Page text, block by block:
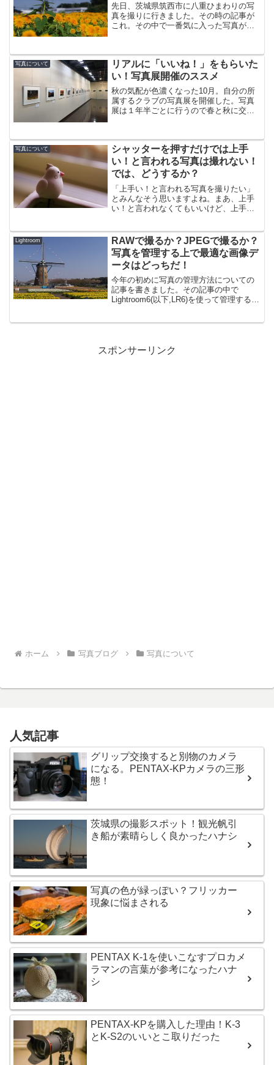
先日、茨城県筑西市に八重ひまわりの写
真を撮りに行きました。その時の記事が
これ。その中で一番気に入った写真がこ
咲き誇っている様を表現したかった。 し
かし、思いっきり「日の...
写真について
リアルに「いいね！」をもらいた
い！写真展開催のススメ
秋の気配が色濃くなった10月。自分の所
属するクラブの写真展を開催した。写真
展は１年半ごとに行うので春と秋に交互
が、スーパーの中にあるので、買い物客
が立ち寄ってくれる。ま...
写真について
シャッターを押すだけでは上手
い！と言われる写真は撮れない！
では、どうするか？
「上手い！と言われる写真を撮りたい」
とみんなそう思いますよね。まあ、上手
い！と言われなくてもいいけど、上手に
必要技術と感性が必要だと思うんですよ
ね。技術がなくてもシャッタ...
Lightroom
RAWで撮るか？JPEGで撮るか？
写真を管理する上で最適な画像デ
ータはどっちだ！
今年の初めに写真の管理方法についての
記事を書きました。その記事の中で
Lightroom6(以下,LR6)を使って管理するこ
スポンサーリンク
ホーム 写真ブログ 写真について
人気記事
グリップ交換すると別物のカメラ
になる。PENTAX-KPカメラの三形
態！
茨城県の撮影スポット！観光帆引
き船が素晴らしく良かったハナシ
写真の色が緑っぽい？フリッカー
現象に悩まされる
PENTAX K-1を使いこなすプロカメ
ラマンの言葉が参考になったハナ
シ
PENTAX-KPを購入した理由！K-3
とK-S2のいいとこ取りだった